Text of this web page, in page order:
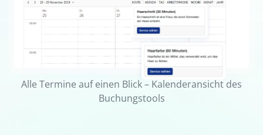
Alle Termine auf einen Blick – Kalenderansicht des
Buchungstools